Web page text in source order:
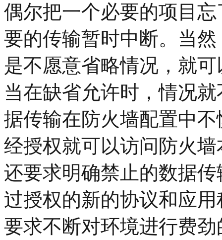
偶尔把一个必要的项目
要的传输暂时中断。当
是不愿意省略情况，就
当在缺省允许时，情况
据传输在防火墙配置中
经授权就可以访问防火
还要求明确禁止的数据
过授权的新的协议和应
要求不断对环境进行费